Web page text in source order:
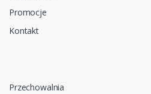
Promocje
Kontakt
Przechowalnia